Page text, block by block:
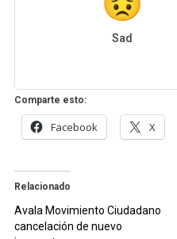
Sad
Comparte esto:
Facebook X
Relacionado
Avala Movimiento Ciudadano
cancelación de nuevo